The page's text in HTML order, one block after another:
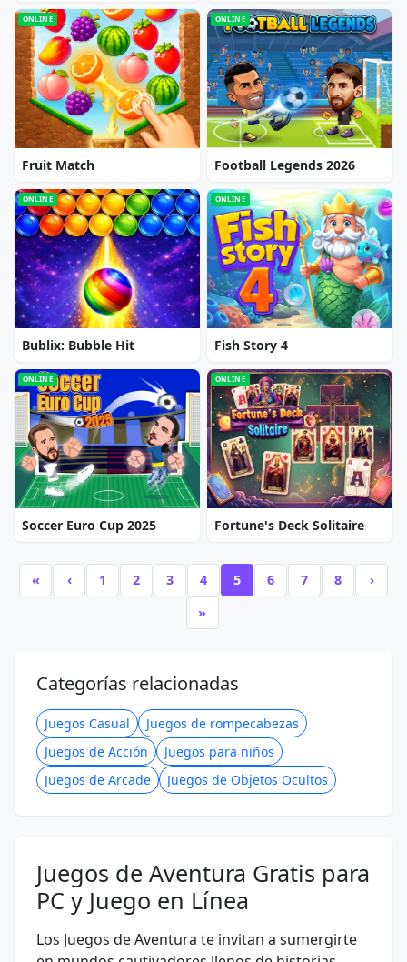
ONLINE
Fruit Match
ONLINE
Football Legends 2026
ONLINE
Bublix: Bubble Hit
ONLINE
Fish Story 4
ONLINE
Soccer Euro Cup 2025
ONLINE
Fortune's Deck Solitaire
« ‹ 1 2 3 4 5 6 7 8
›
»
Categorías relacionadas
Juegos Casual
Juegos de rompecabezas
Juegos de Acción
Juegos para niños
Juegos de Arcade
Juegos de Objetos Ocultos
Juegos de Aventura Gratis para
PC y Juego en Línea
Los Juegos de Aventura te invitan a sumergirte